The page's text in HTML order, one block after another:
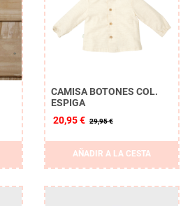
CAMISA BOTONES COL.
ESPIGA
20,95 € 29,95 €
AÑADIR A LA CESTA